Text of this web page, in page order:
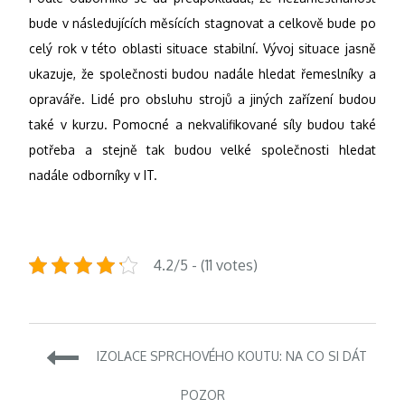
bude v následujících měsících stagnovat a celkově bude po
celý rok v této oblasti situace stabilní. Vývoj situace jasně
ukazuje, že společnosti budou nadále hledat řemeslníky a
opraváře. Lidé pro obsluhu strojů a jiných zařízení budou
také v kurzu. Pomocné a nekvalifikované síly budou také
potřeba a stejně tak budou velké společnosti hledat
nadále odborníky v IT.
4.2/5 - (11 votes)
Navigace
IZOLACE SPRCHOVÉHO KOUTU: NA CO SI DÁT
POZOR